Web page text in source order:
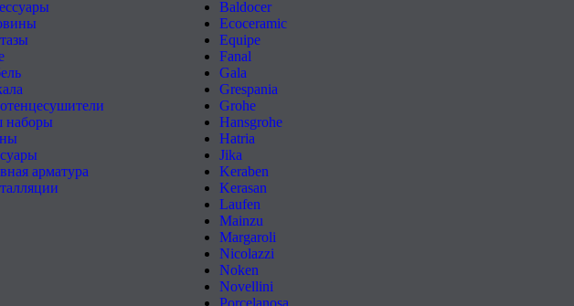
наборы
арматура
Baldocer
Ecoceramic
Equipe
Fanal
Gala
Grespania
Grohe
Hansgrohe
Hatria
Jika
Keraben
Kerasan
Laufen
Mainzu
Margaroli
Nicolazzi
Noken
Novellini
Porcelanosa